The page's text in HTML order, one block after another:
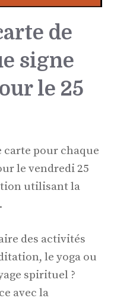
de
signe
le 25
carte pour chaque
le vendredi 25
utilisant la
des activités
le yoga ou
spirituel ?
avec la